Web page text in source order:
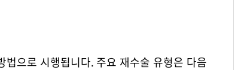
으로 시행됩니다. 주요 재수술 유형은 다음